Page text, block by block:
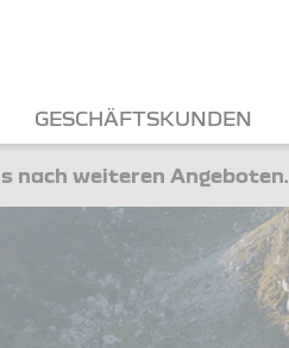
GESCHÄFTSKUNDEN
nach weiteren Angeboten.